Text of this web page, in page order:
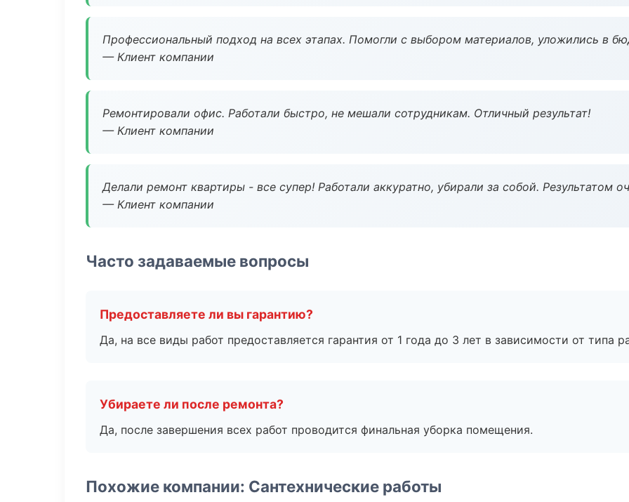
Профессиональный подход на всех этапах. Помогли с выбором материалов, уложились в
— Клиент компании
Ремонтировали офис. Работали быстро, не мешали сотрудникам. Отличный результат!
— Клиент компании
Делали ремонт квартиры - все супер! Работали аккуратно, убирали за собой. Результатом
— Клиент компании
Часто задаваемые вопросы
Предоставляете ли вы гарантию?
Да, на все виды работ предоставляется гарантия от 1 года до 3 лет в зависимости от типа
Убираете ли после ремонта?
Да, после завершения всех работ проводится финальная уборка помещения.
Похожие компании: Сантехнические работы